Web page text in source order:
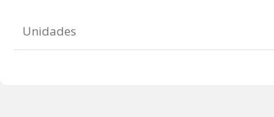
Unidades